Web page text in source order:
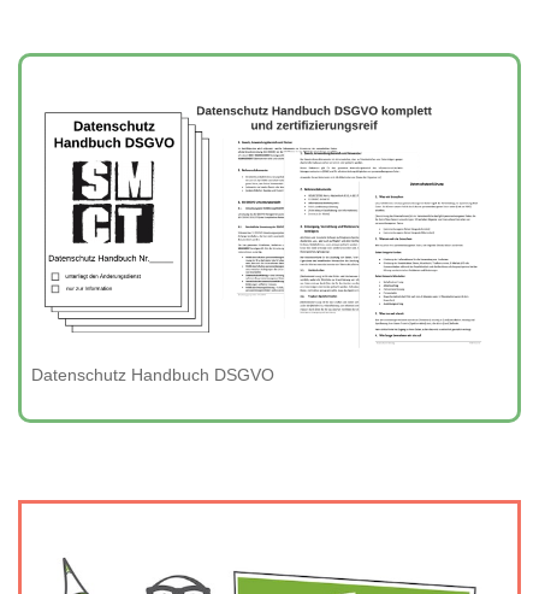
Datenschutz Handbuch DSGVO